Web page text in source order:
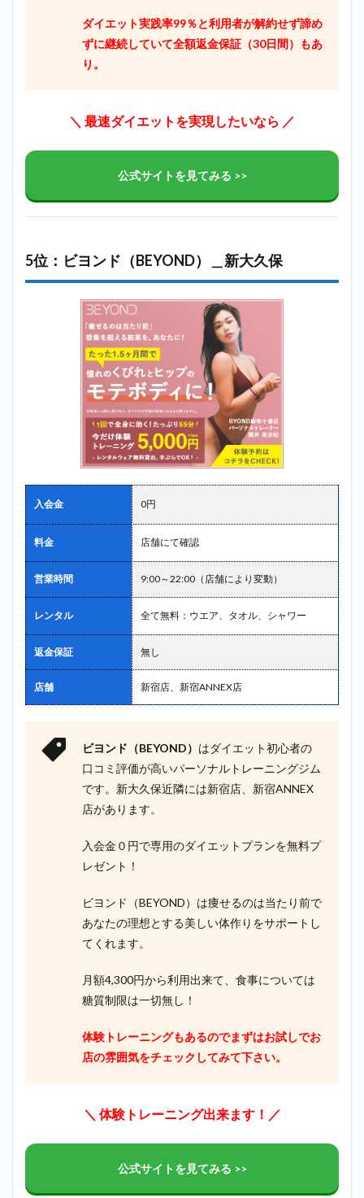
ダイエット実践率99％と利用者が解約せず諦め
ずに継続していて全額返金保証（30日間）もあ
り。
＼ 最速ダイエットを実現したいなら ／
公式サイトを見てみる >>
5位：ビヨンド（BEYOND）＿新大久保
入会金 0円
料金 店舗にて確認
営業時間 9:00～22:00（店舗により変動）
レンタル 全て無料：ウエア、タオル、シャワー
返金保証 無し
店舗 新宿店、新宿ANNEX店
ビヨンド（BEYOND） はダイエット初心者の
口コミ評価が高いパーソナルトレーニングジム
です。新大久保近隣には新宿店、新宿ANNEX
店があります。
入会金０円で専用のダイエットプランを無料プ
レゼント！
ビヨンド（BEYOND）は痩せるのは当たり前で
あなたの理想とする美しい体作りをサポートし
てくれます。
月額4,300円から利用出来て、食事については
糖質制限は一切無し！
体験トレーニングもあるのでまずはお試しでお
店の雰囲気をチェックしてみて下さい。
＼ 体験トレーニング出来ます！／
公式サイトを見てみる >>